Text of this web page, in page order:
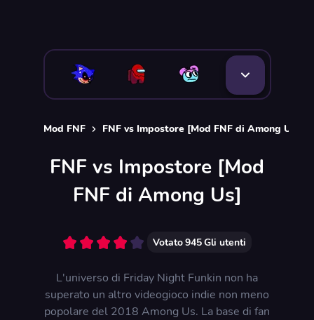
Mod FNF FNF vs Impostore [Mod FNF di Among Us]
FNF vs Impostore [Mod
FNF di Among Us]
Votato945Gli utenti
L'universo di Friday Night Funkin non ha
superato un altro videogioco indie non meno
popolare del 2018 Among Us. La base di fan